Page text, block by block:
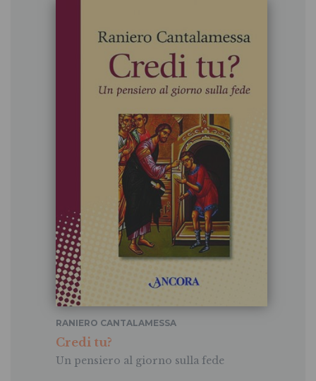
Credi tu?
Un pensiero al giorno sulla fede
RANIERO CANTALAMESSA